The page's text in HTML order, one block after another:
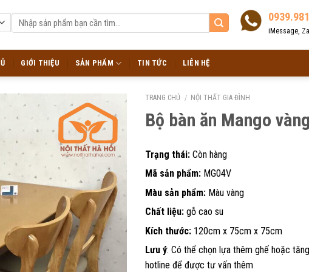
Tìm
kiếm:
iMessage,
GIỚI THIỆU SẢN PHẨM TIN TỨC LIÊN HỆ
TRANG CHỦ / NỘI THẤT GIA ĐÌNH
Bộ bàn ăn Mango
Trạng thái: Còn hàng
Mã sản phẩm: MG04V
Màu sản phẩm: Màu vàng
Chất liệu: gỗ cao su
Kích thước: 120cm x 75cm x 75cm
Lưu ý: Có thể chọn lựa thêm ghế hoặc
hotline để được tư vấn thêm